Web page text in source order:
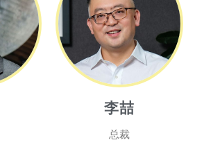
李喆
总裁